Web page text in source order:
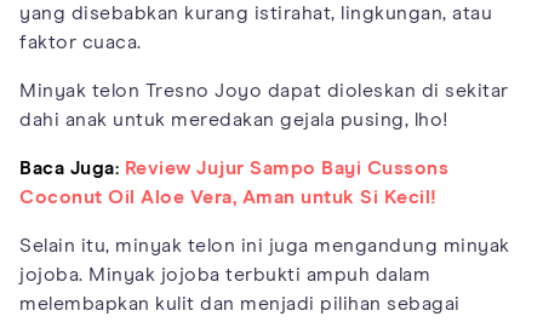
yang disebabkan kurang istirahat, lingkungan, atau
faktor cuaca.
Minyak telon Tresno Joyo dapat dioleskan di sekitar
dahi anak untuk meredakan gejala pusing, lho!
Baca Juga: Review Jujur Sampo Bayi Cussons
Coconut Oil Aloe Vera, Aman untuk Si Kecil!
Selain itu, minyak telon ini juga mengandung minyak
jojoba. Minyak jojoba terbukti ampuh dalam
melembapkan kulit dan menjadi pilihan sebagai